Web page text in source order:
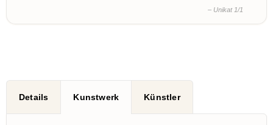
– Unikat 1/1
Details Kunstwerk Künstler